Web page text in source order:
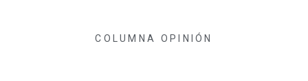
COLUMNA OPINIÓN